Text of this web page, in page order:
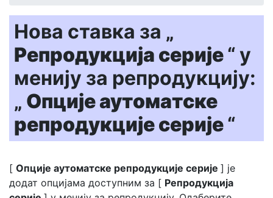
Нова ставка за „
Репродукција серије“ у
менију за репродукцију:
„ Опције аутоматске
репродукције серије“
[ Опције аутоматске репродукције серије ] је
додат опцијама доступним за [ Репродукција